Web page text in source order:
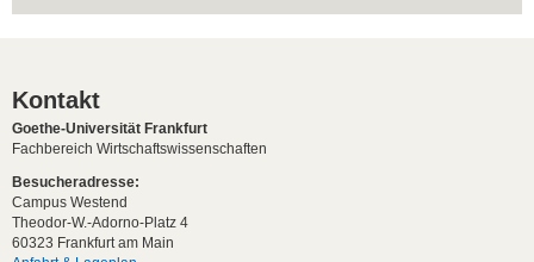
Kontakt
Goethe-Universität Frankfurt
Fachbereich Wirtschaftswissenschaften
Besucheradresse:
Campus Westend
Theodor-W.-Adorno-Platz 4
60323 Frankfurt am Main